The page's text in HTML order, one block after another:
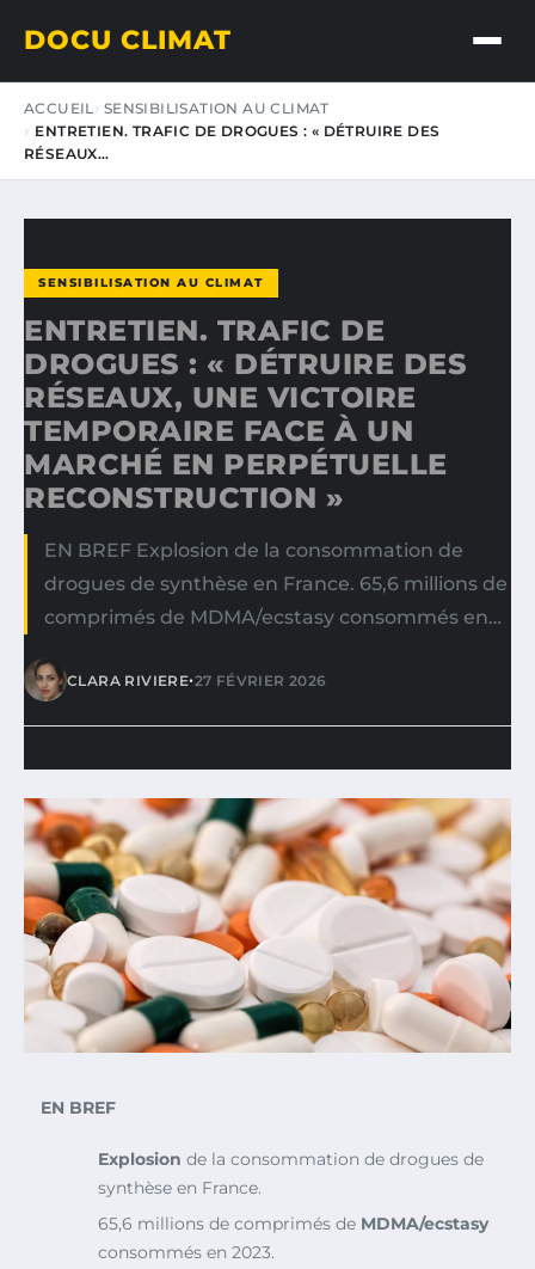
DOCU CLIMAT
ACCUEIL SENSIBILISATION AU CLIMAT
ENTRETIEN. TRAFIC DE DROGUES : « DÉTRUIRE DES
RÉSEAUX…
SENSIBILISATION AU CLIMAT
ENTRETIEN. TRAFIC DE
DROGUES : « DÉTRUIRE DES
RÉSEAUX, UNE VICTOIRE
TEMPORAIRE FACE À UN
MARCHÉ EN PERPÉTUELLE
RECONSTRUCTION »
EN BREF Explosion de la consommation de
drogues de synthèse en France. 65,6 millions de
comprimés de MDMA/ecstasy consommés en…
CLARA RIVIERE•27 FÉVRIER 2026
EN BREF
Explosion de la consommation de drogues de
synthèse en France.
65,6 millions de comprimés de MDMA/ecstasy
consommés en 2023.